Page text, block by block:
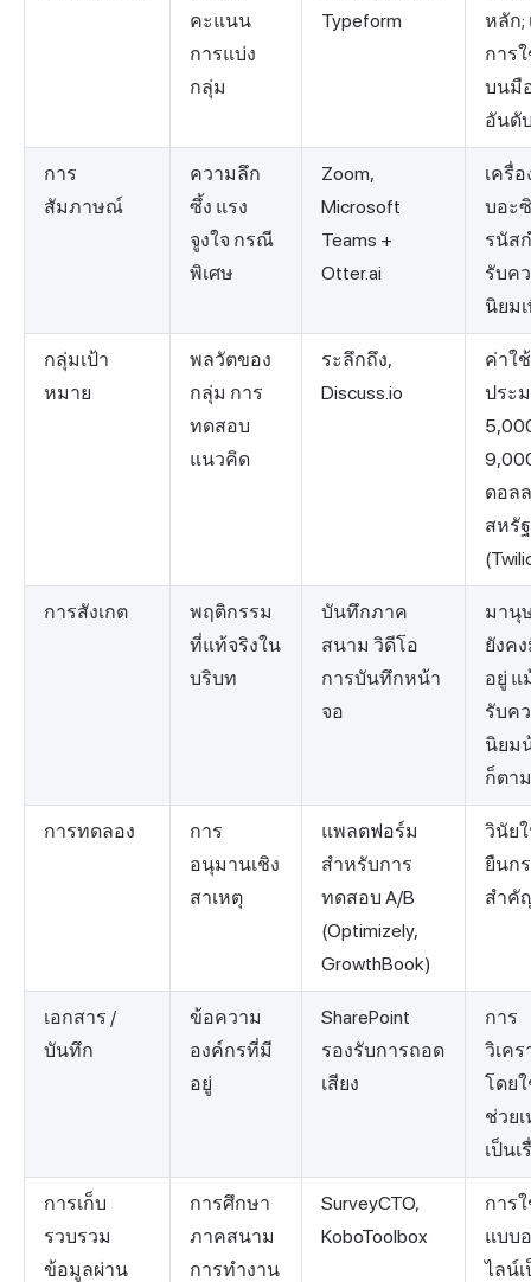
คะแนน
การแบ่ง
กลุ่ม
Typeform
หลัก;
การ
บนมื
อันดั
การ
สัมภาษณ์
ความลึก
ซึ้ง แรง
จูงใจ กรณี
พิเศษ
Zoom,
Microsoft
Teams +
Otter.ai
เครื่
บอะ
รนัส
รับค
นิยม
กลุ่มเป้า
หมาย
พลวัตของ
กลุ่ม การ
ทดสอบ
แนวคิด
ระลึกถึง,
Discuss.io
ค่าใ
ประ
ดอล
สหรั
การสังเกต
พฤติกรรม
ที่แท้จริงใน
บริบท
บันทึกภาค
สนาม วิดีโอ
การบันทึกหน้า
จอ
มานุ
ยังค
อยู่ แ
รับค
นิยม
ก็ตาม
การทดลอง
การ
อนุมานเชิง
สาเหตุ
แพลตฟอร์ม
สำหรับการ
ทดสอบ A/B
(Optimizely,
GrowthBook)
วินัย
ยืนก
สำคั
เอกสาร /
บันทึก
ข้อความ
องค์กรที่มี
อยู่
SharePoint
รองรับการถอด
เสียง
การ
วิเค
โดยใ
ช่วย
เป็น
การเก็บ
รวบรวม
ข้อมูลผ่าน
การศึกษา
ภาคสนาม
การทำงาน
SurveyCTO,
KoboToolbox
การ
แบบ
ไลน์